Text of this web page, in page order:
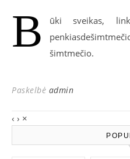
B
ūki sveikas,
šimtmečio.
Paskelbė admin
‹ › ×